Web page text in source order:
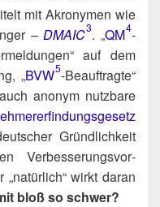
mit Akro­ny­men wie
–DMAIC3. „QM4-
auf dem
„BVW5-Beauf­trag­te“
anonym nutz­ba­re
Gründ­lich­keit
Ver­bes­se­rungs­vor­
„natür­lich“ wirkt dar­an
bloß so schwer?